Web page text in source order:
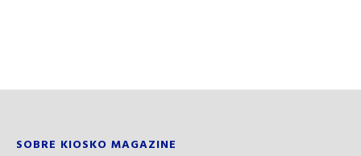
SOBRE KIOSKO MAGAZINE